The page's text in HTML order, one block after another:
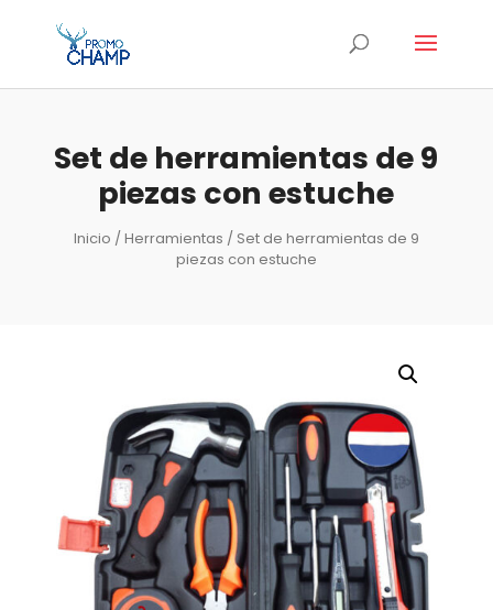
Set de herramientas de 9
piezas con estuche
Inicio /Herramientas / Set de herramientas de 9
piezas con estuche